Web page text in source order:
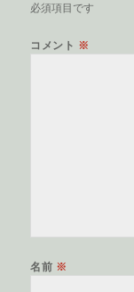
必須項目です
コメント ※
名前 ※